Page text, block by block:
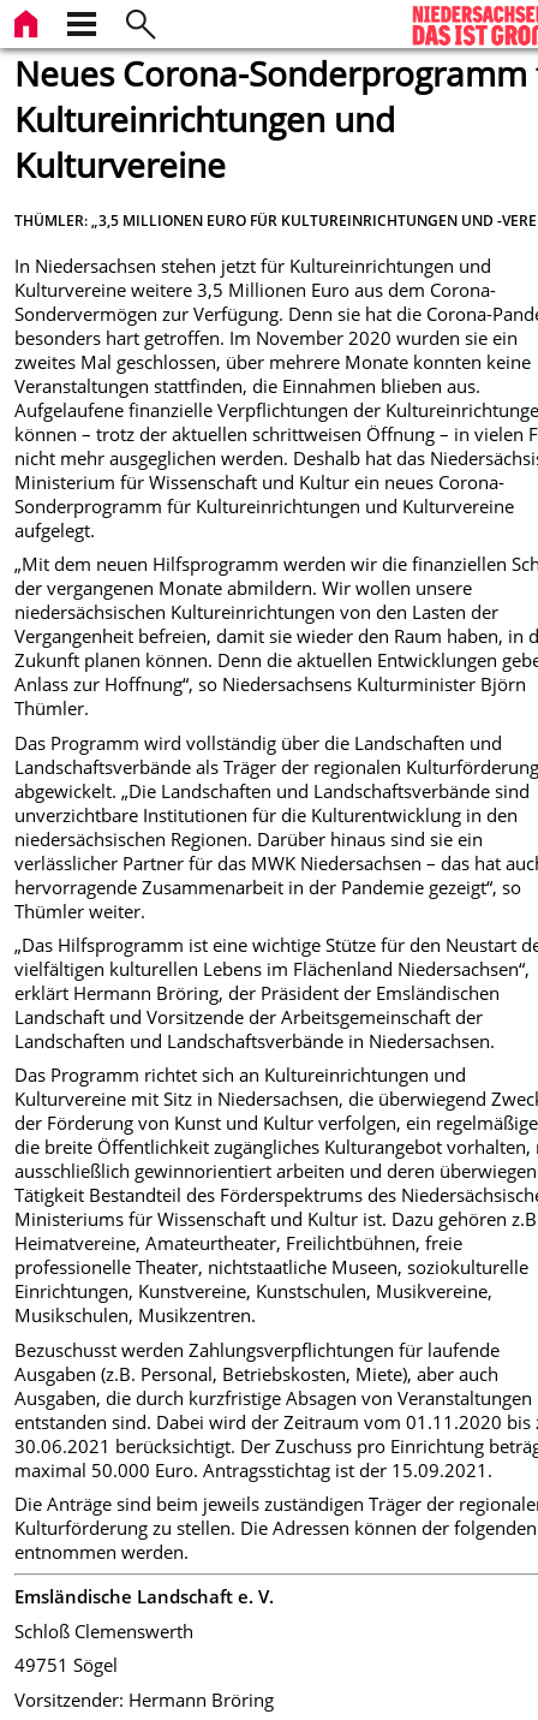
Neues Corona-
Kultureinrichtungen und
Kulturvereine
THÜMLER: „3,5 MILLIONEN EURO FÜR KULTUREINRICHTUNGEN UND -
In Niedersachsen stehen jetzt für Kultureinrichtungen und
Kulturvereine weitere 3,5 Millionen Euro aus dem Corona-
Sondervermögen zur Verfügung. Denn sie hat die Corona-
besonders hart getroffen. Im November 2020 wurden sie ein
zweites Mal geschlossen, über mehrere Monate konnten keine
Veranstaltungen stattfinden, die Einnahmen blieben aus.
Aufgelaufene finanzielle Verpflichtungen der
können – trotz der aktuellen schrittweisen Öffnung – in vielen
nicht mehr ausgeglichen werden. Deshalb hat das
Ministerium für Wissenschaft und Kultur ein neues Corona-
Sonderprogramm für Kultureinrichtungen und Kulturvereine
aufgelegt.
„Mit dem neuen Hilfsprogramm werden wir die finanziellen
der vergangenen Monate abmildern. Wir wollen unsere
niedersächsischen Kultureinrichtungen von den Lasten der
Vergangenheit befreien, damit sie wieder den Raum haben, in
Zukunft planen können. Denn die aktuellen Entwicklungen
Anlass zur Hoffnung“, so Niedersachsens Kulturminister Björn
Thümler.
Das Programm wird vollständig über die Landschaften und
Landschaftsverbände als Träger der regionalen
abgewickelt. „Die Landschaften und Landschaftsverbände sind
unverzichtbare Institutionen für die Kulturentwicklung in den
niedersächsischen Regionen. Darüber hinaus sind sie ein
verlässlicher Partner für das MWK Niedersachsen – das hat
hervorragende Zusammenarbeit in der Pandemie gezeigt“, so
Thümler weiter.
„Das Hilfsprogramm ist eine wichtige Stütze für den Neustart
vielfältigen kulturellen Lebens im Flächenland Niedersachsen“,
erklärt Hermann Bröring, der Präsident der Emsländischen
Landschaft und Vorsitzende der Arbeitsgemeinschaft der
Landschaften und Landschaftsverbände in Niedersachsen.
Das Programm richtet sich an Kultureinrichtungen und
Kulturvereine mit Sitz in Niedersachsen, die überwiegend
der Förderung von Kunst und Kultur verfolgen, ein
die breite Öffentlichkeit zugängliches Kulturangebot vorhalten,
ausschließlich gewinnorientiert arbeiten und deren
Tätigkeit Bestandteil des Förderspektrums des
Ministeriums für Wissenschaft und Kultur ist. Dazu gehören
Heimatvereine, Amateurtheater, Freilichtbühnen, freie
professionelle Theater, nichtstaatliche Museen, soziokulturelle
Einrichtungen, Kunstvereine, Kunstschulen, Musikvereine,
Musikschulen, Musikzentren.
Bezuschusst werden Zahlungsverpflichtungen für laufende
Ausgaben (z.B. Personal, Betriebskosten, Miete), aber auch
Ausgaben, die durch kurzfristige Absagen von Veranstaltungen
entstanden sind. Dabei wird der Zeitraum vom 01.11.2020 bis
30.06.2021 berücksichtigt. Der Zuschuss pro Einrichtung
maximal 50.000 Euro. Antragsstichtag ist der 15.09.2021.
Die Anträge sind beim jeweils zuständigen Träger der
Kulturförderung zu stellen. Die Adressen können der
entnommen werden.
Emsländische Landschaft e. V.
Schloß Clemenswerth
49751 Sögel
Vorsitzender: Hermann Bröring